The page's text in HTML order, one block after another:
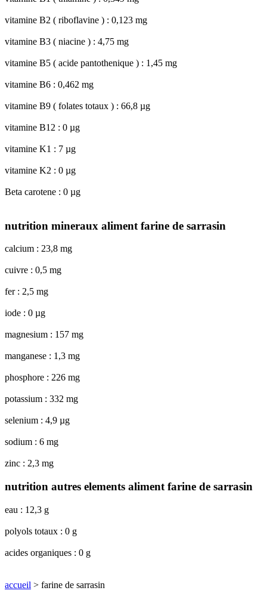
vitamine B2 ( riboflavine ) : 0,123 mg
vitamine B3 ( niacine ) : 4,75 mg
vitamine B5 ( acide pantothenique ) : 1,45 mg
vitamine B6 : 0,462 mg
vitamine B9 ( folates totaux ) : 66,8 µg
vitamine B12 : 0 µg
vitamine K1 : 7 µg
vitamine K2 : 0 µg
Beta carotene : 0 µg
nutrition mineraux aliment farine de sarrasin
calcium : 23,8 mg
cuivre : 0,5 mg
fer : 2,5 mg
iode : 0 µg
magnesium : 157 mg
manganese : 1,3 mg
phosphore : 226 mg
potassium : 332 mg
selenium : 4,9 µg
sodium : 6 mg
zinc : 2,3 mg
nutrition autres elements aliment farine de sarrasin
eau : 12,3 g
polyols totaux : 0 g
acides organiques : 0 g
accueil > farine de sarrasin